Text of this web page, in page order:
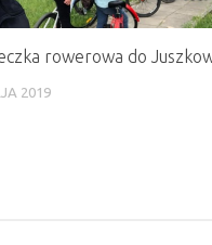
rowerowa do
2019